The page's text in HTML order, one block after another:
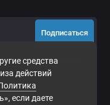
средства
действий
если даете
Подписаться
Вы даетесогласие на